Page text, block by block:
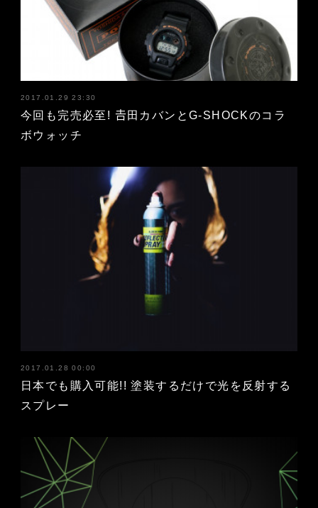
2017.01.29 23:30
今回も完売必至! 𠮷田カバンとG-SHOCKのコラ
ボウォッチ
2017.01.28 00:00
日本でも購入可能!! 塗装するだけで光を反射する
スプレー